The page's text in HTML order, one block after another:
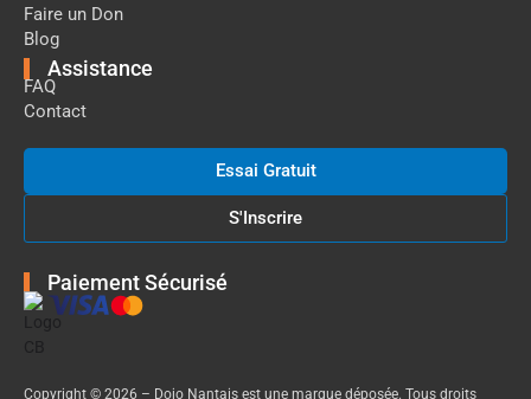
Faire un Don
Blog
Assistance
FAQ
Contact
Essai Gratuit
S'Inscrire
Paiement Sécurisé
Copyright © 2026 – Dojo Nantais est une marque déposée. Tous droits